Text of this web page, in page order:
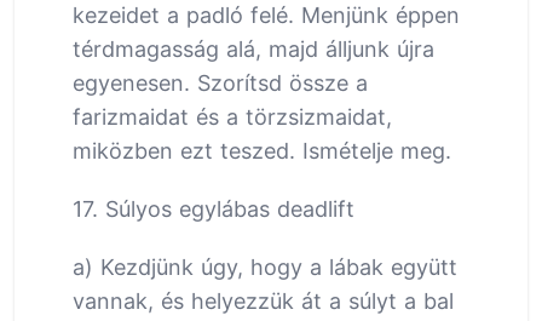
kezeidet a padló felé. Menjünk éppen
térdmagasság alá, majd álljunk újra
egyenesen. Szorítsd össze a
farizmaidat és a törzsizmaidat,
miközben ezt teszed. Ismételje meg.
17. Súlyos egylábas deadlift
a) Kezdjünk úgy, hogy a lábak együtt
vannak, és helyezzük át a súlyt a bal